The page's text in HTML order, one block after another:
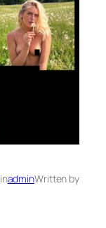
Written by
admin
in